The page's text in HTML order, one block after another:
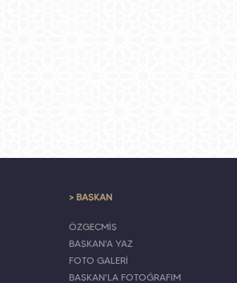
> BAŞKAN
ÖZGEÇMİŞ
BAŞKAN'A YAZ
FOTO GALERİ
BAŞKAN'LA FOTOĞRAFIM